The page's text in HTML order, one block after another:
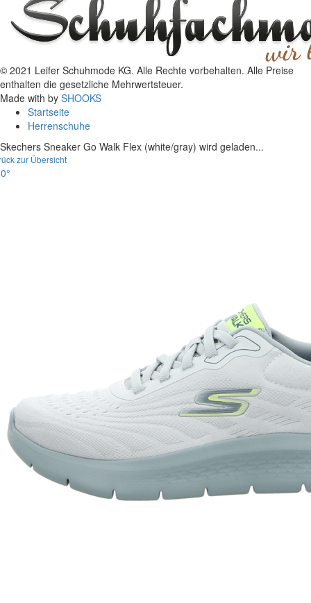
© 2021 Leifer Schuhmode KG. Alle Rechte vorbehalten. Alle Preise
enthalten die gesetzliche Mehrwertsteuer.
Made with by SHOOKS
Startseite
Herrenschuhe
Skechers Sneaker Go Walk Flex (white/gray) wird geladen...
zur Übersicht